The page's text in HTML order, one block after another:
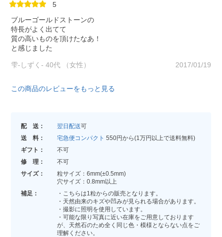
5
ブルーゴールドストーンの
特長がよく出てて
質の高いものを頂けたなあ！
と感じました
雫-しずく- 40代 （女性） 2017/01/19
この商品のレビューをもっと見る
配 送： 翌日配送可
送 料：
宅急便コンパクト 550円から(1万円以上で送料無料)
ギフト：
不可
修 理：
不可
サイズ：
粒サイズ：6mm(±0.5mm)
穴サイズ：0.8mm以上
補足：
・こちらは1粒からの販売となります。
・天然由来のキズや凹みが見られる場合があります。
・撮影に照明を使用しています。
・可能な限り写真に近い在庫をご用意しております
が、天然石のため全く同じ色・模様とならない点をご
理解ください。